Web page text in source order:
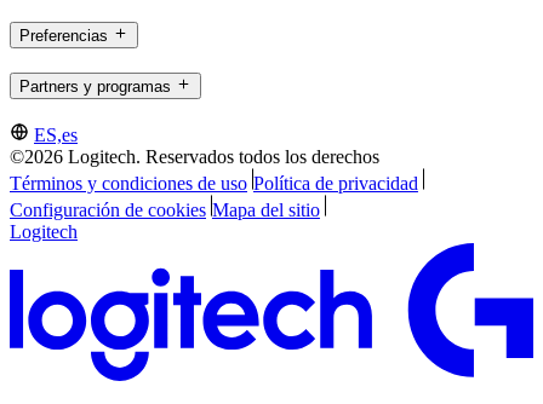
Preferencias
Partners y programas
ES,es
©2026 Logitech. Reservados todos los derechos
Términos y condiciones de uso Política de privacidad
Configuración de cookies Mapa del sitio
Logitech